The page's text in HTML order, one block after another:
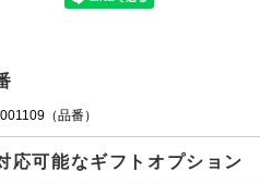
（品番）
応可能なギフトオプション